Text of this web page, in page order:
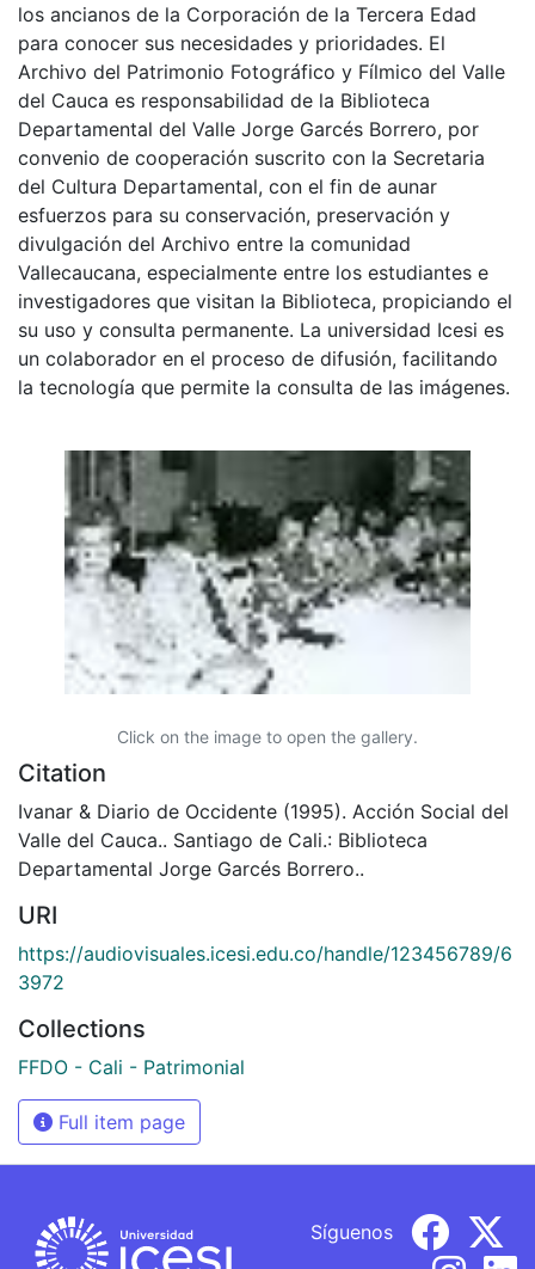
los ancianos de la Corporación de la Tercera Edad
para conocer sus necesidades y prioridades. El
Archivo del Patrimonio Fotográfico y Fílmico del Valle
del Cauca es responsabilidad de la Biblioteca
Departamental del Valle Jorge Garcés Borrero, por
convenio de cooperación suscrito con la Secretaria
del Cultura Departamental, con el fin de aunar
esfuerzos para su conservación, preservación y
divulgación del Archivo entre la comunidad
Vallecaucana, especialmente entre los estudiantes e
investigadores que visitan la Biblioteca, propiciando el
su uso y consulta permanente. La universidad Icesi es
un colaborador en el proceso de difusión, facilitando
la tecnología que permite la consulta de las imágenes.
Click on the image to open the gallery.
Citation
Ivanar & Diario de Occidente (1995). Acción Social del
Valle del Cauca.. Santiago de Cali.: Biblioteca
Departamental Jorge Garcés Borrero..
URI
https://audiovisuales.icesi.edu.co/handle/123456789/6
3972
Collections
FFDO - Cali - Patrimonial
Full item page
Síguenos